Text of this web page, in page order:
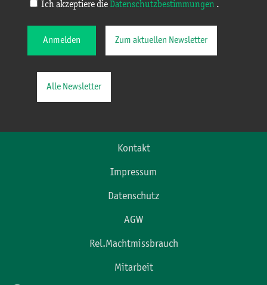
Ich akzeptiere die Datenschutzbestimmungen .
Anmelden Zum aktuellen Newsletter
Alle Newsletter
Kontakt
Impressum
Datenschutz
AGW
Rel.Machtmissbrauch
Mitarbeit